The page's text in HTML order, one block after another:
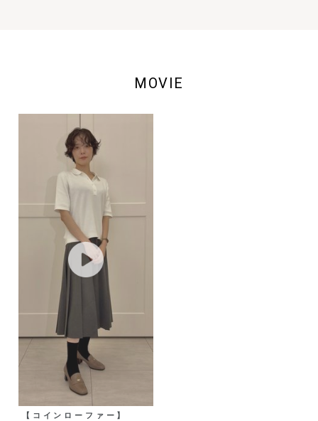
MOVIE
【コインローファー】